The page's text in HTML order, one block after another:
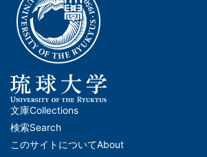
メ
イ
文庫Collections
検索Search
このサイトについてAbout